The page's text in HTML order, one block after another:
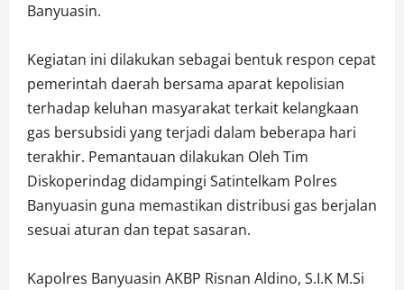
Banyuasin.
‎Kegiatan ini dilakukan sebagai bentuk respon cepat
pemerintah daerah bersama aparat kepolisian
terhadap keluhan masyarakat terkait kelangkaan
gas bersubsidi yang terjadi dalam beberapa hari
terakhir. Pemantauan dilakukan Oleh Tim
Diskoperindag didampingi Satintelkam Polres
Banyuasin guna memastikan distribusi gas berjalan
sesuai aturan dan tepat sasaran.
‎Kapolres Banyuasin AKBP Risnan Aldino, S.I.K M.Si